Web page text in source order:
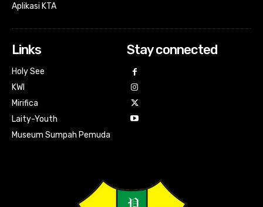
Aplikasi KTA
Links
Holy See
KWI
Mirifica
Laity-Youth
Museum Sumpah Pemuda
Stay connected